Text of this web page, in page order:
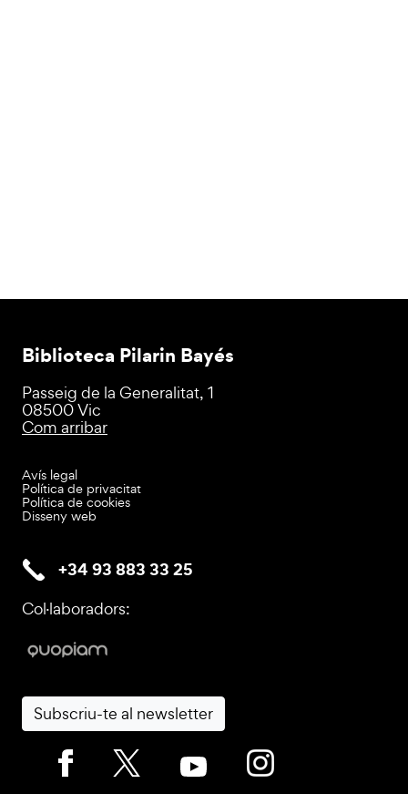
Biblioteca Pilarin Bayés
Passeig de la Generalitat, 1
08500 Vic
Com arribar
Avís legal
Política de privacitat
Política de cookies
Disseny web
+34 93 883 33 25
Col·laboradors:
Subscriu-te al newsletter